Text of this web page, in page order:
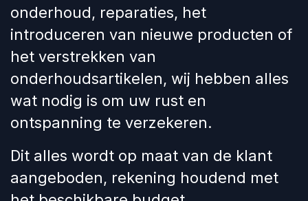
onderhoud, reparaties, het
introduceren van nieuwe producten of
het verstrekken van
onderhoudsartikelen, wij hebben alles
wat nodig is om uw rust en
ontspanning te verzekeren.
Dit alles wordt op maat van de klant
aangeboden, rekening houdend met